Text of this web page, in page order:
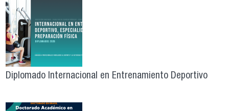
Diplomado Internacional en Entrenamiento Deportivo